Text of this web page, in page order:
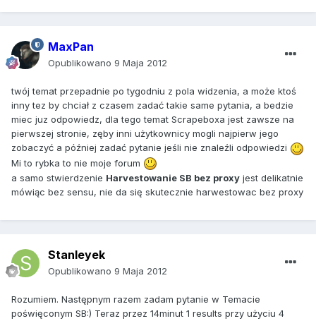
MaxPan
Opublikowano 9 Maja 2012
twój temat przepadnie po tygodniu z pola widzenia, a może ktoś
inny tez by chciał z czasem zadać takie same pytania, a bedzie
miec juz odpowiedz, dla tego temat Scrapeboxa jest zawsze na
pierwszej stronie, zęby inni użytkownicy mogli najpierw jego
zobaczyć a później zadać pytanie jeśli nie znaleźli odpowiedzi
Mi to rybka to nie moje forum
a samo stwierdzenie Harvestowanie SB bez proxy jest delikatnie
mówiąc bez sensu, nie da się skutecznie harwestowac bez proxy
Stanleyek
Opublikowano 9 Maja 2012
Rozumiem. Następnym razem zadam pytanie w Temacie
poświęconym SB:) Teraz przez 14minut 1 results przy użyciu 4